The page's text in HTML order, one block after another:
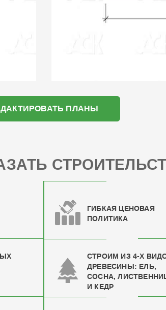
ПЛАНЫ
ГИБКАЯ ЦЕНОВАЯ
ПОЛИТИКА
СТРОИМ ИЗ 4-Х
ДРЕВЕСИНЫ: ЕЛЬ,
СОСНА,
И КЕДР